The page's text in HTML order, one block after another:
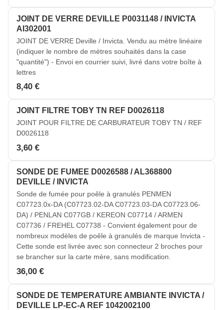
JOINT DE VERRE DEVILLE P0031148 / INVICTA
AI302001
JOINT DE VERRE Deville / Invicta. Vendu au mètre linéaire
(indiquer le nombre de mètres souhaités dans la case
"quantité") - Envoi en courrier suivi, livré dans votre boîte à
lettres
8,40 €
JOINT FILTRE TOBY TN REF D0026118
JOINT POUR FILTRE DE CARBURATEUR TOBY TN / REF
D0026118
3,60 €
SONDE DE FUMEE D0026588 / AL368800
DEVILLE / INVICTA
Sonde de fumée pour poêle à granulés PENMEN
C07723.0x-DA (C07723.02-DA C07723.03-DA C07723.06-
DA) / PENLAN C077GB / KEREON C07714 / ARMEN
C07736 / FREHEL C07738 - Convient également pour de
nombreux modèles de poêle à granulés de marque Invicta -
Cette sonde est livrée avec son connecteur 2 broches pour
se brancher sur la carte mère, sans modification.
36,00 €
SONDE DE TEMPERATURE AMBIANTE INVICTA /
DEVILLE LP-EC-A REF 1042002100